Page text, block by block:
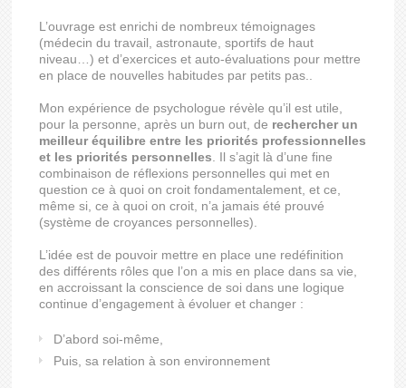
L’ouvrage est enrichi de nombreux témoignages
(médecin du travail, astronaute, sportifs de haut
niveau…) et d’exercices et auto-évaluations pour mettre
en place de nouvelles habitudes par petits pas..
Mon expérience de psychologue révèle qu’il est utile,
pour la personne, après un burn out, de rechercher un
meilleur équilibre entre les priorités professionnelles
et les priorités personnelles . Il s’agit là d’une fine
combinaison de réflexions personnelles qui met en
question ce à quoi on croit fondamentalement, et ce,
même si, ce à quoi on croit, n’a jamais été prouvé
(système de croyances personnelles).
L’idée est de pouvoir mettre en place une redéfinition
des différents rôles que l’on a mis en place dans sa vie,
en accroissant la conscience de soi dans une logique
continue d’engagement à évoluer et changer :
D’abord soi-même,
Puis, sa relation à son environnement